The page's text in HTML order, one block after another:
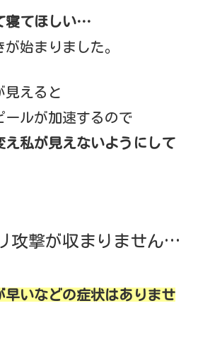
寝てほしい…
始まりました。
えると
ールが加速するので
え私が見えないようにして
攻撃が収まりません…
いなどの症状はありませ